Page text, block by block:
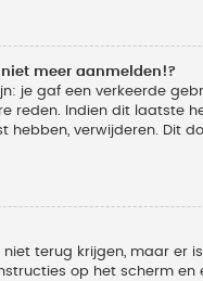
meer aanmelden!?
je gaf een verkeerde
reden. Indien dit laatste
verwijderen. Dit
terug krijgen, maar er
op het scherm